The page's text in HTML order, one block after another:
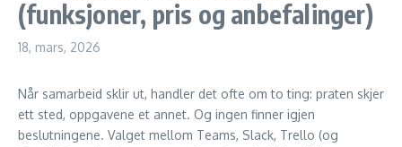
(funksjoner, pris og anbefalinger)
18, mars, 2026
Når samarbeid sklir ut, handler det ofte om to ting: praten skjer
ett sted, oppgavene et annet. Og ingen finner igjen
beslutningene. Valget mellom Teams, Slack, Trello (og